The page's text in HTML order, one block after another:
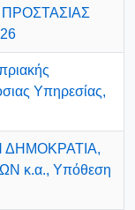
Υπηρεσίας,
ΔΗΜΟΚΡΑΤΙΑ,
κ.α., Υπόθεση